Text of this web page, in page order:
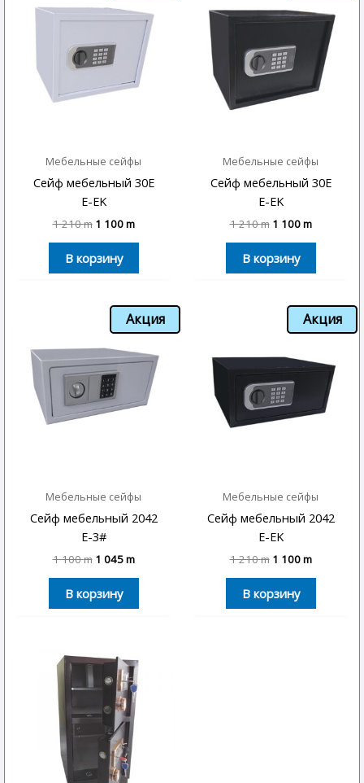
Мебельные сейфы
Сейф мебельный 30E
E-EK
1 210m 1 100m
В корзину
Мебельные сейфы
Сейф мебельный 30E
E-EK
1 210m 1 100m
В корзину
Акция
Мебельные сейфы
Сейф мебельный 2042
E-3#
1 100m 1 045m
В корзину
Акция
Мебельные сейфы
Сейф мебельный 2042
E-EK
1 210m 1 100m
В корзину